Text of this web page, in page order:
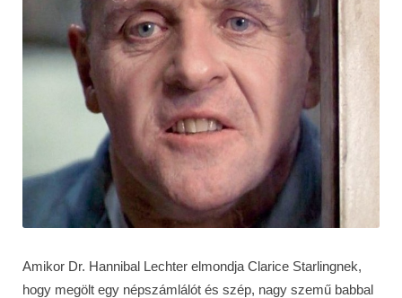
Amikor Dr. Hannibal Lechter elmondja Clarice Starlingnek,
hogy megölt egy népszámlálót és szép, nagy szemű babbal